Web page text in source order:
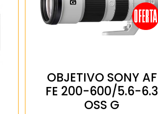
OBJETIVO SONY AF
FE 200-600/5.6-6.3
OSS G